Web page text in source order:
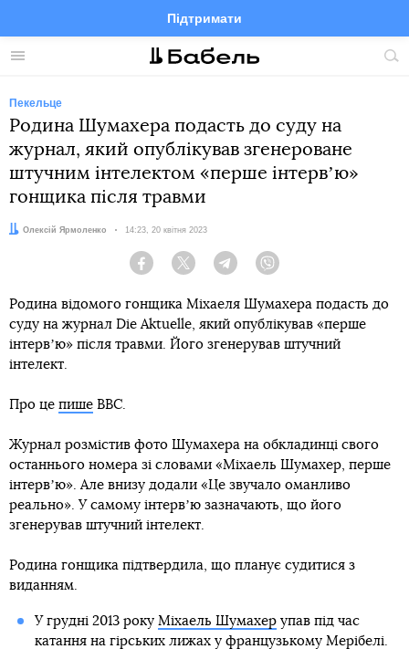
Меню
Підтримати
FacebookTelegramTwitter
Пекельце
Родина Шумахера подасть до суду на
журнал, який опублікував згенероване
штучним інтелектом «перше інтервʼю»
гонщика після травми
Автор:
Олексій Ярмоленко Дата:
14:23, 20 квітня 2023
Facebook Twitter Telegram
Родина відомого гонщика Міхаеля Шумахера подасть до
суду на журнал Die Aktuelle, який опублікував «перше
інтервʼю» після травми. Його згенерував штучний
інтелект.
Про це пише BBC.
Журнал розмістив фото Шумахера на обкладинці свого
останнього номера зі словами «Міхаель Шумахер, перше
інтервʼю». Але внизу додали «Це звучало оманливо
реально». У самому інтервʼю зазначають, що його
згенерував штучний інтелект.
Родина гонщика підтвердила, що планує судитися з
виданням.
У грудні 2013 року Міхаель Шумахерупав під час
катання на гірських лижах у французькому Мерібелі.